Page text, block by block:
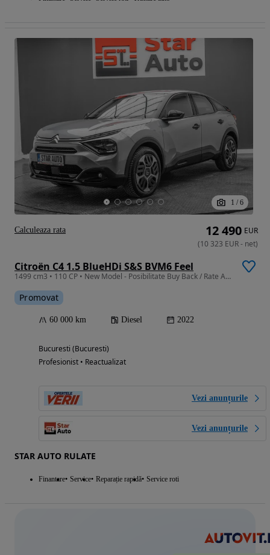
1 / 6
Citroën C4 1.5 BlueHDi S&S BVM6 Feel
1499 cm3 • 110 CP • New Model - Posibilitate Buy Back / Rate Avans 0% / Garantie 36 Luni
Promovat
60 000 km Diesel 2022
Bucuresti (Bucuresti)
Profesionist • Reactualizat
Vezi anunțurile
Vezi anunțurile
STAR AUTO RULATE
Finantare Service Reparație rapidă Service roti
12 490 EUR
(10 323 EUR- net)
Calculeaza rata